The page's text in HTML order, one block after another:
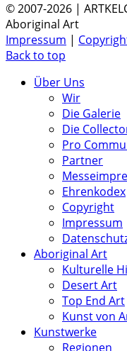
© 2007-2026 |
Aboriginal Art
Impressum |
Back to top
Über Uns
Wir
Die Galerie
Die
Pro
Partner
Ehrenkodex
Copyright
Impressum
Aboriginal Art
Kulturelle
Desert Art
Top End Art
Kunst von
Kunstwerke
Regionen